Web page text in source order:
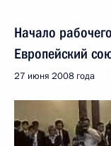
Начало
Европейский
27 июня 2008 года